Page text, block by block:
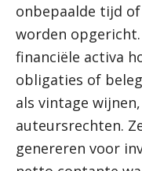
onbepaalde tijd
worden
financiële activa
obligaties of
als vintage
auteursrechten.
genereren voor